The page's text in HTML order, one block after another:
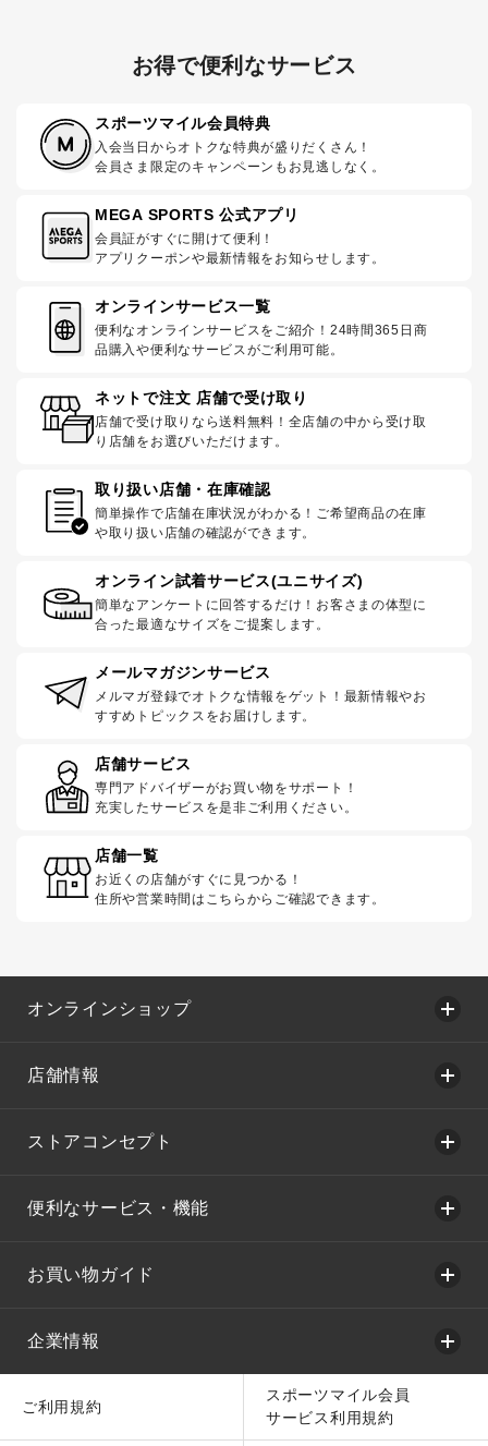
お得で便利なサービス
スポーツマイル会員特典
入会当日からオトクな特典が盛りだくさん！
会員さま限定のキャンペーンもお見逃しなく。
MEGA SPORTS 公式アプリ
会員証がすぐに開けて便利！
アプリクーポンや最新情報をお知らせします。
オンラインサービス一覧
便利なオンラインサービスをご紹介！24時間365日商
品購入や便利なサービスがご利用可能。
ネットで注文 店舗で受け取り
店舗で受け取りなら送料無料！全店舗の中から受け取
り店舗をお選びいただけます。
取り扱い店舗・在庫確認
簡単操作で店舗在庫状況がわかる！ご希望商品の在庫
や取り扱い店舗の確認ができます。
オンライン試着サービス(ユニサイズ)
簡単なアンケートに回答するだけ！お客さまの体型に
合った最適なサイズをご提案します。
メールマガジンサービス
メルマガ登録でオトクな情報をゲット！最新情報やお
すすめトピックスをお届けします。
店舗サービス
専門アドバイザーがお買い物をサポート！
充実したサービスを是非ご利用ください。
店舗一覧
お近くの店舗がすぐに見つかる！
住所や営業時間はこちらからご確認できます。
オンラインショップ
店舗情報
ストアコンセプト
便利なサービス・機能
お買い物ガイド
企業情報
ご利用規約
スポーツマイル会員
サービス利用規約